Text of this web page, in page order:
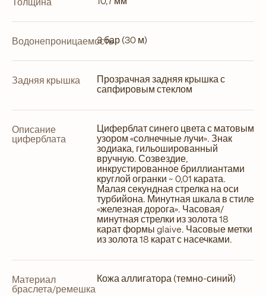
Водонепроницаемость3 бар (30 м)
Задняя крышка Прозрачная задняя крышка с
сапфировым стеклом
Описание
циферблата
Циферблат синего цвета с матовым
узором «солнечные лучи». Знак
зодиака, гильошированный
вручную. Созвездие,
инкрустированное бриллиантами
круглой огранки ~ 0,01 карата.
Малая секундная стрелка на оси
турбийона. Минутная шкала в стиле
«железная дорога». Часовая/
минутная стрелки из золота 18
карат формы glaive. Часовые метки
из золота 18 карат с насечками.
Материал
браслета/ремешка
Кожа аллигатора (темно-синий)